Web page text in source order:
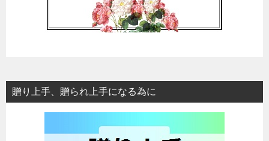
贈り上手、贈られ上手になる為に